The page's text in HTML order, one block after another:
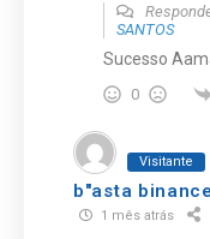
SANTOS
Sucesso
0
Visitante
b"asta
1 mês atrás